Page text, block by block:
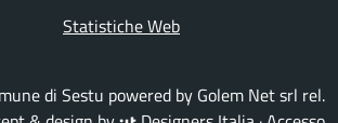
Statistiche Web
di Sestu powered by Golem Net srl rel.